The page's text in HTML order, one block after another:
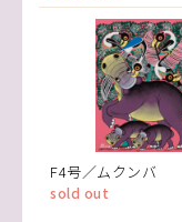
F4号／ムクンバ
sold out